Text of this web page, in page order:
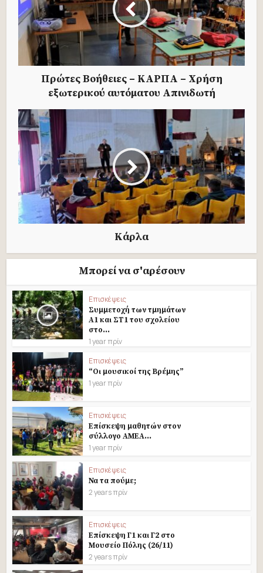
Πρώτες Βοήθειες – ΚΑΡΠΑ – Χρήση
εξωτερικού αυτόματου Απινιδωτή
Κάρλα
Μπορεί να σ'αρέσουν
Επισκέψεις
Συμμετοχή των τμημάτων
Α1 και ΣΤ1 του σχολείου
στο...
1 year πρίν
Επισκέψεις
“Οι μουσικοί της Βρέμης”
1 year πρίν
Επισκέψεις
Επίσκεψη μαθητών στον
σύλλογο ΑΜΕΑ...
1 year πρίν
Επισκέψεις
Να τα πούμε;
2 years πρίν
Επισκέψεις
Επίσκεψη Γ1 και Γ2 στο
Μουσείο Πόλης (26/11)
2 years πρίν